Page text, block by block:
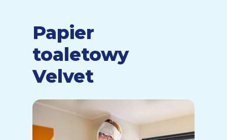
Papier
toaletowy
Velvet